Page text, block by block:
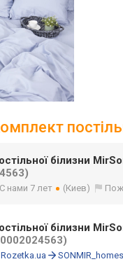
білизни
С нами 7 лет (Киев)
білизни
Rozetka.ua SONMIR_homes